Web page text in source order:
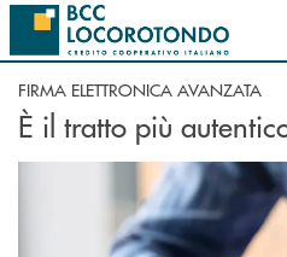
Salta al contenuto principale
FIRMA ELETTRONICA AVANZATA
È il tratto più